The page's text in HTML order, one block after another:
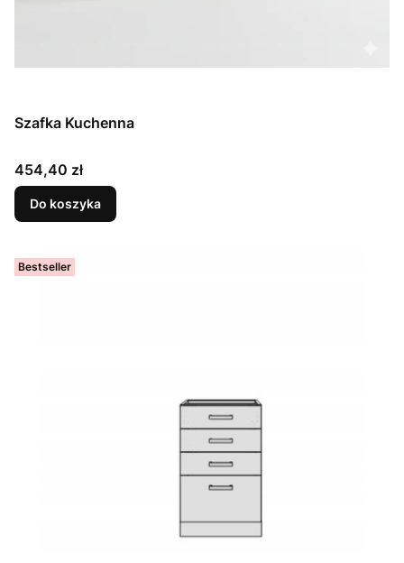
Szafka Kuchenna
Cena
454,40 zł
Do koszyka
Bestseller